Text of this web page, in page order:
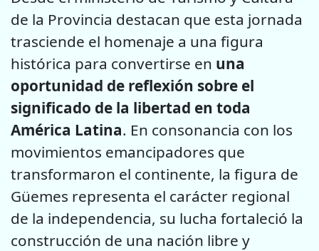
de la Provincia destacan que esta jornada
trasciende el homenaje a una figura
histórica para convertirse en una
oportunidad de reflexión sobre el
significado de la libertad en toda
América Latina. En consonancia con los
movimientos emancipadores que
transformaron el continente, la figura de
Güemes representa el carácter regional
de la independencia, su lucha fortaleció la
construcción de una nación libre y